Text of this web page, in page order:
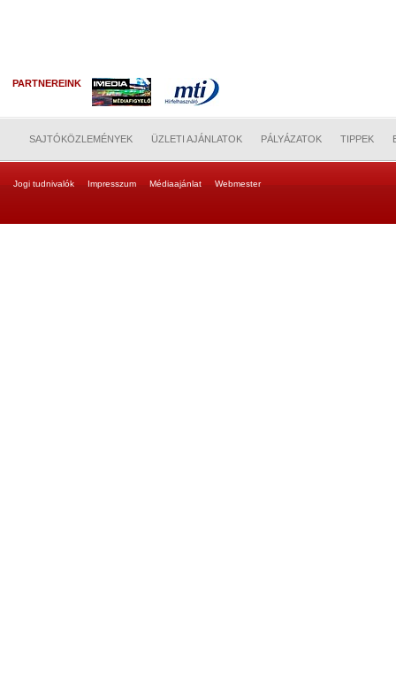
PARTNEREINK
SAJTÓKÖZLEMÉNYEK ÜZLETI AJÁNLATOK PÁLYÁZATOK TIPPEK
Jogi tudnivalók Impresszum Médiaajánlat Webmester